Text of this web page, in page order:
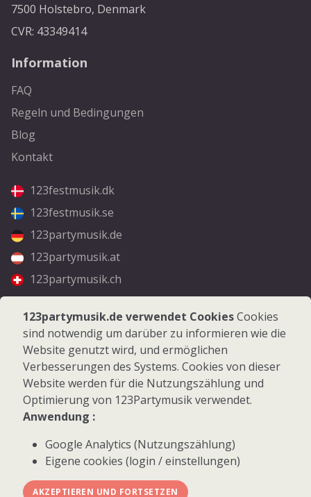
7500 Holstebro, Denmark
CVR: 43349414
Information
FAQ
Regeln und Bedingungen
Blog
Kontakt
123festmusik.dk
123festmusik.se
123partymusik.de
123partymusik.at
123partymusik.ch
Folgen Sie uns
Facebook
Instagram
© 2026 123Partymusik.de - Alle Rechte vorbehalten
123partymusik.de verwendet CookiesCookies
sind notwendig um darüber zu informieren wie die
Website genutzt wird, und ermöglichen
Verbesserungen des Systems. Cookies von dieser
Website werden für die Nutzungszählung und
Optimierung von 123Partymusik verwendet.
Anwendung :
Google Analytics (Nutzungszählung)
Eigene cookies (login / einstellungen)
AKZEPTIEREN UND FORTSETZEN